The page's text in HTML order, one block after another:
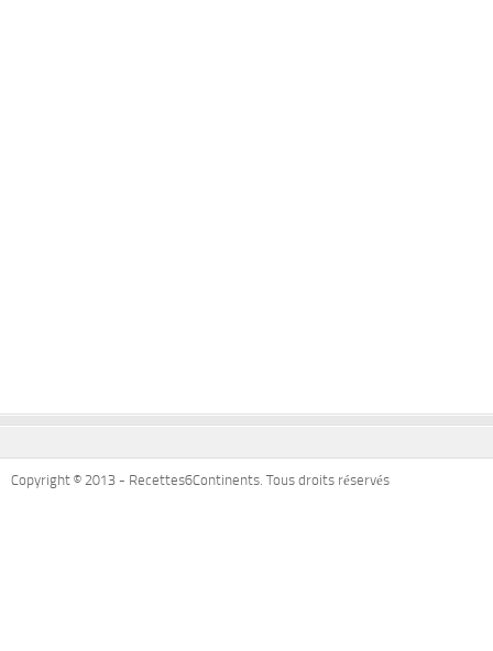
Copyright © 2013 - Recettes6Continents. Tous droits réservés